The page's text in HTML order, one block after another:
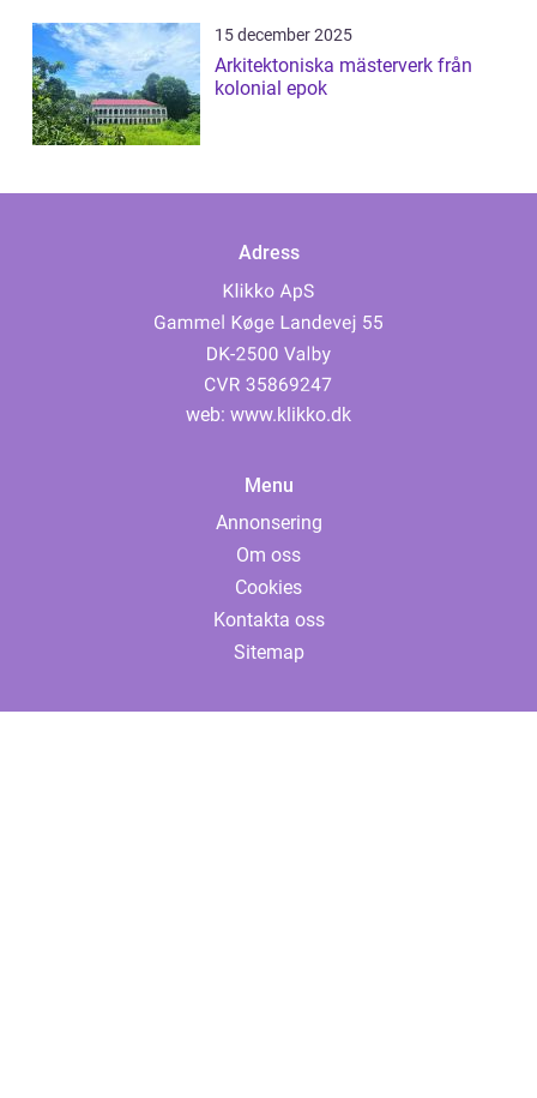
15 december 2025
Arkitektoniska mästerverk från
kolonial epok
Adress
web: www.klikko.dk
Menu
Annonsering
Om oss
Cookies
Kontakta oss
Sitemap